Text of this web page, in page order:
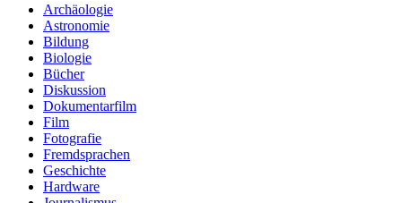
Archäologie
Astronomie
Bildung
Biologie
Bücher
Diskussion
Dokumentarfilm
Film
Fotografie
Fremdsprachen
Geschichte
Hardware